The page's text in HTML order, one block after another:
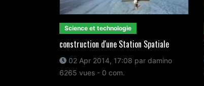
Science et technologie
construction d'une Station Spatiale
02 Apr 2014, 17:08 par damino
6265 vues - 0 com.